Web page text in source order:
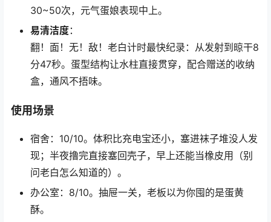
30~50次，元气蛋娘表现中上。
易清洁度：
翻！面！无！敌！老白计时最快纪录：从发射到晾干8
分47秒。蛋型结构让水柱直接贯穿，配合赠送的收纳
盒，通风不捂味。
使用场景
宿舍：10/10。体积比充电宝还小，塞进袜子堆没人发
现；半夜撸完直接塞回壳子，早上还能当橡皮用（别
问老白怎么知道的）。
办公室：8/10。抽屉一关，老板以为你囤的是蛋黄
酥。